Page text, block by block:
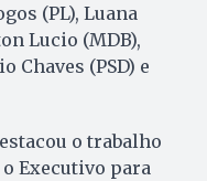
(PL), Luana
Lucio (MDB),
Chaves (PSD) e
o trabalho
Executivo para